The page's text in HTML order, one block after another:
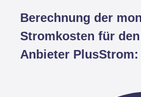
Berechnung der
Stromkosten für
Anbieter PlusStrom: